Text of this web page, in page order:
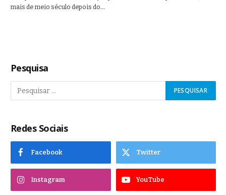
mais de meio século depois do…
Pesquisa
Redes Sociais
Facebook Twitter
Instagram YouTube